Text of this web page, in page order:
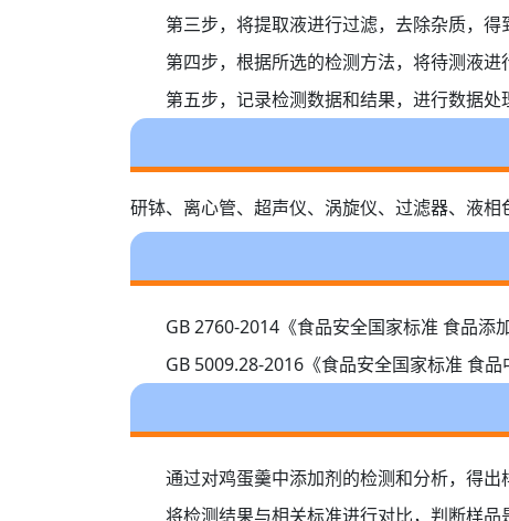
第三步，将提取液进行过滤，去除杂质，得
第四步，根据所选的检测方法，将待测液进
第五步，记录检测数据和结果，进行数据
研钵、离心管、超声仪、涡旋仪、过滤器、液相
GB 2760-2014《食品安全国家标准 食品添
GB 5009.28-2016《食品安全国家标准 食
通过对鸡蛋羹中添加剂的检测和分析，得出
将检测结果与相关标准进行对比，判断样